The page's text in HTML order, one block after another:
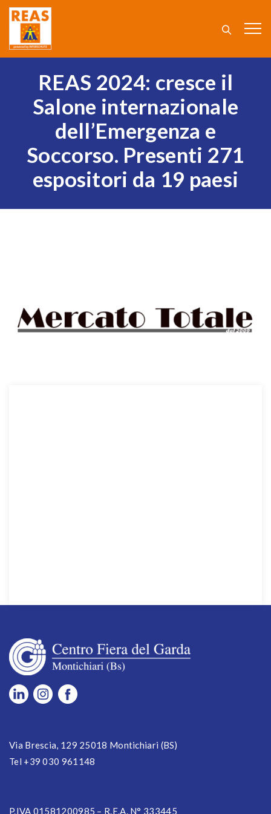
REAS 2024: cresce il
Salone internazionale
dell’Emergenza e
Soccorso. Presenti 271
espositori da 19 paesi
Via Brescia, 129 25018 Montichiari (BS)
Tel +39 030 961148
P.IVA 01581200985 – R.E.A. N° 333445